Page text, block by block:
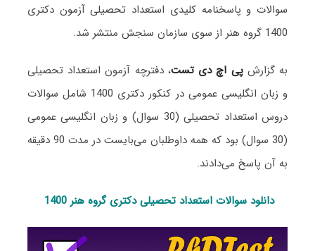
سوالات و پاسخنامه کلیدی استعداد تحصیلی آزمون دکتری
1400 گروه هنر از سوی سازمان سنجش منتشر شد.
به گزارشپی اچ دی تست، دفترچه آزمون استعداد تحصیلی
و زبان انگلیسی عمومی در کنکور دکتری 1400 شامل سوالات
دروس استعداد تحصیلی (30 سوال) و زبان انگلیسی عمومی
(30 سوال) بود که همه داوطلبان می‌بایست در مدت 90 دقیقه
به آن پاسخ می‌دادند.
دانلود سوالات استعداد تحصیلی دکتری گروه هنر 1400